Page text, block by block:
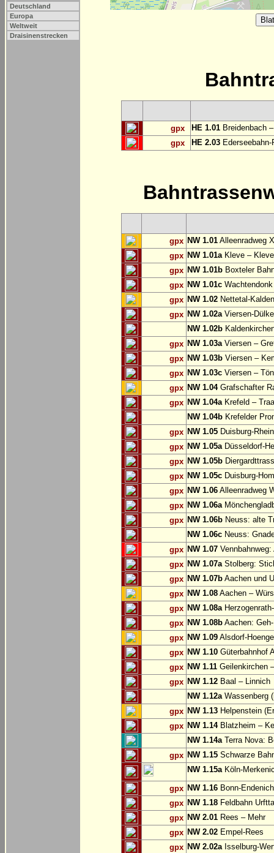
Deutschland
Europa
Weltweit
Draisinenstrecken
gpx HE 1.01 Breidenbach
gpx
HE 2.03
gpx NW 1.01 Alleenradweg
gpx NW 1.01aKleve –
gpx NW 1.01b Boxteler
gpx NW 1.01c Wachtendonk
gpx NW 1.02 Nettetal-
gpx NW 1.02aViersen-
NW 1.02b
gpx NW 1.03aViersen –
gpx NW 1.03b Viersen –
gpx NW 1.03c Viersen –
gpx NW 1.04Grafschafter
gpx NW 1.04aKrefeld –
NW 1.04b Krefelder
gpx NW 1.05 Duisburg-
gpx NW 1.05aDüsseldorf-
gpx NW 1.05b
gpx NW 1.05c Duisburg-
gpx NW 1.06 Alleenradweg
gpx NW 1.06a
gpx NW 1.06b Neuss: alte
NW 1.06c Neuss:
gpx NW 1.07
gpx NW 1.07aStolberg:
gpx NW 1.07b Aachen und
gpx NW 1.08 Aachen –
gpx NW 1.08a
gpx NW 1.08b Aachen:
gpx NW 1.09 Alsdorf-
gpx NW 1.10 Güterbahnhof
gpx NW 1.11 Geilenkirchen
gpx NW 1.12 Baal – Linnich
NW 1.12aWassenberg
gpx NW 1.13 Helpenstein
gpx NW 1.14Blatzheim –
NW 1.14aTerra Nova:
gpx NW 1.15 Schwarze
NW 1.15aKöln-
gpx NW 1.16 Bonn-
gpx NW 1.18 Feldbahn
gpx NW 2.01 Rees – Mehr
gpx NW 2.02 Empel-Rees
gpx NW 2.02aIsselburg-